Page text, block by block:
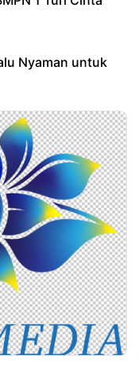
Nyaman untuk